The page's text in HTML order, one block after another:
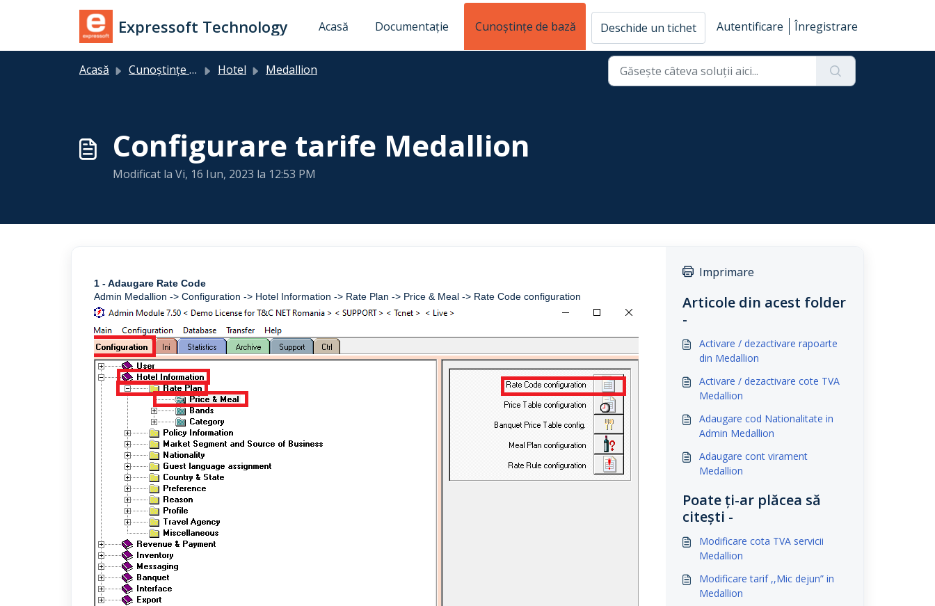
Sari la conținutul principal
Expressoft Technology Acasă Documentație Cunoștințe de bază Deschide un tichet Autentificare Înregistrare
Acasă Cunoștințe de bază Hotel Medallion
Configurare tarife Medallion
Modificat la Vi, 16 Iun, 2023 la 12:53 PM
1 - Adaugare Rate Code
Admin Medallion -> Configuration -> Hotel Information -> Rate Plan -> Price & Meal -> Rate Code configuration
Imprimare
Articole din acest folder
-
Activare / dezactivare rapoarte
din Medallion
Activare / dezactivare cote TVA
Medallion
Adaugare cod Nationalitate in
Admin Medallion
Adaugare cont virament
Medallion
Poate ți-ar plăcea să
citești -
Modificare cota TVA servicii
Medallion
Modificare tarif ,,Mic dejun” in
Medallion